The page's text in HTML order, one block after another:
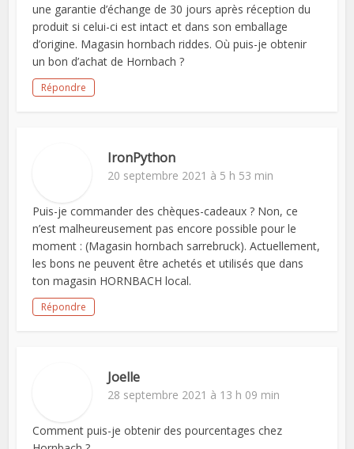
une garantie d’échange de 30 jours après réception du
produit si celui-ci est intact et dans son emballage
d’origine. Magasin hornbach riddes. Où puis-je obtenir
un bon d’achat de Hornbach ?
Répondre
IronPython
20 septembre 2021 à 5 h 53 min
Puis-je commander des chèques-cadeaux ? Non, ce
n’est malheureusement pas encore possible pour le
moment : (Magasin hornbach sarrebruck). Actuellement,
les bons ne peuvent être achetés et utilisés que dans
ton magasin HORNBACH local.
Répondre
Joelle
28 septembre 2021 à 13 h 09 min
Comment puis-je obtenir des pourcentages chez